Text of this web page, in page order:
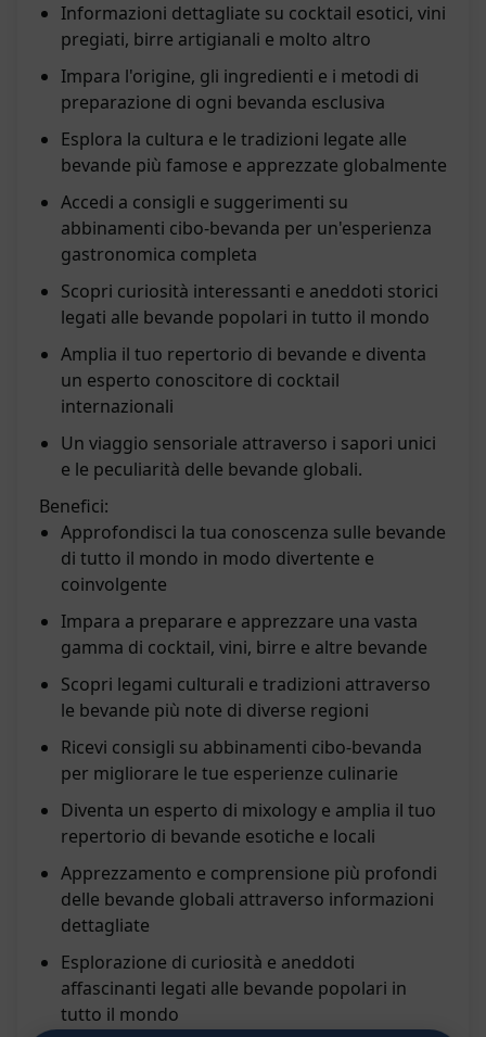
Informazioni dettagliate su cocktail esotici, vini
pregiati, birre artigianali e molto altro
Impara l'origine, gli ingredienti e i metodi di
preparazione di ogni bevanda esclusiva
Esplora la cultura e le tradizioni legate alle
bevande più famose e apprezzate globalmente
Accedi a consigli e suggerimenti su
abbinamenti cibo-bevanda per un'esperienza
gastronomica completa
Scopri curiosità interessanti e aneddoti storici
legati alle bevande popolari in tutto il mondo
Amplia il tuo repertorio di bevande e diventa
un esperto conoscitore di cocktail
internazionali
Un viaggio sensoriale attraverso i sapori unici
e le peculiarità delle bevande globali.
Benefici:
Approfondisci la tua conoscenza sulle bevande
di tutto il mondo in modo divertente e
coinvolgente
Impara a preparare e apprezzare una vasta
gamma di cocktail, vini, birre e altre bevande
Scopri legami culturali e tradizioni attraverso
le bevande più note di diverse regioni
Ricevi consigli su abbinamenti cibo-bevanda
per migliorare le tue esperienze culinarie
Diventa un esperto di mixology e amplia il tuo
repertorio di bevande esotiche e locali
Apprezzamento e comprensione più profondi
delle bevande globali attraverso informazioni
dettagliate
Esplorazione di curiosità e aneddoti
affascinanti legati alle bevande popolari in
tutto il mondo